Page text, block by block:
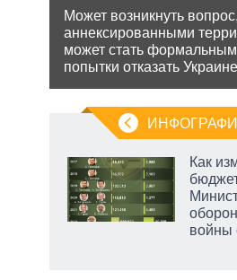
Может возникнуть
аннексированными
может стать
попытки отказать Украине
Как
войны